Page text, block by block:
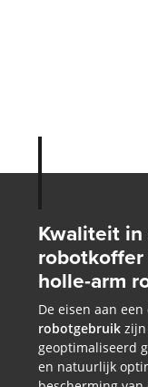
Kwaliteit
holle-arm
De eisen aan een
robotgebruikzijn
geoptimaliseerd
en natuurlijk